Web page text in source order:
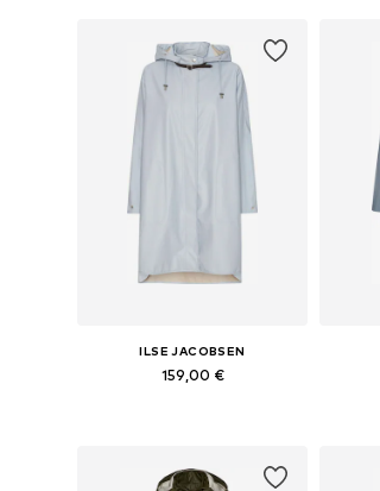
ILSE JACOBSEN
159,00 €